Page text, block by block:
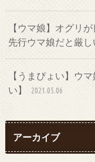
【ウマ娘】オグリ
先行ウマ娘だと厳し
【うまぴょい】ウ
い】
2021.05.06
アーカイブ